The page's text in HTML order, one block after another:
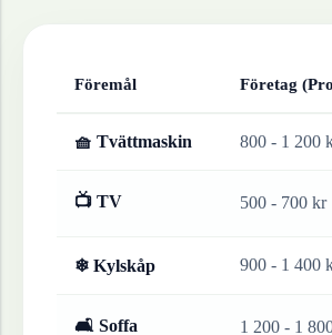
Föremål Företag
🧺 Tvättmaskin 800 - 1 200
📺 TV 500 - 700 kr
❄ Kylskåp 900 - 1 400
🛋 Soffa 1 200 - 1